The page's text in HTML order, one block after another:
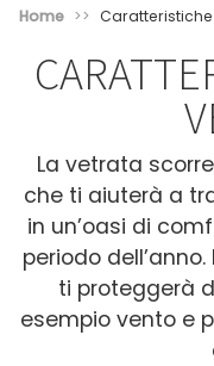
Home Caratteristiche
La vetrata
che ti aiuterà a
in un’oasi di
periodo
ti proteggerà
esempio vento e